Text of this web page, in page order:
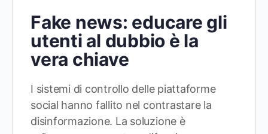
Fake news: educare gli
utenti al dubbio è la
vera chiave
I sistemi di controllo delle piattaforme
social hanno fallito nel contrastare la
disinformazione. La soluzione è